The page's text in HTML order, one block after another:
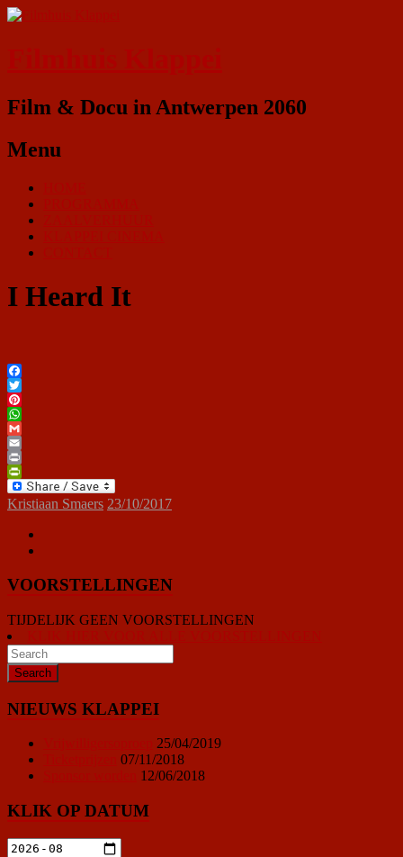
Film & Docu in Antwerpen 2060
Menu
I Heard It
Facebook
Twitter
Pinterest
WhatsApp
Gmail
Email
Print
PrintFriendly
Kristiaan Smaers 23/10/2017
VOORSTELLINGEN
TIJDELIJK GEEN VOORSTELLINGEN
NIEUWS KLAPPEI
25/04/2019
07/11/2018
12/06/2018
KLIK OP DATUM